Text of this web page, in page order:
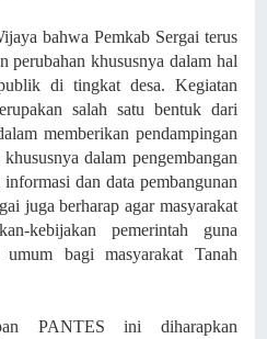
bahwa Pemkab Sergai terus
perubahan khususnya dalam hal
di tingkat desa. Kegiatan
salah satu bentuk dari
memberikan pendampingan
dalam pengembangan
dan data pembangunan
juga berharap agar masyarakat
kebijakan pemerintah guna
umum bagi masyarakat Tanah
PANTES ini diharapkan